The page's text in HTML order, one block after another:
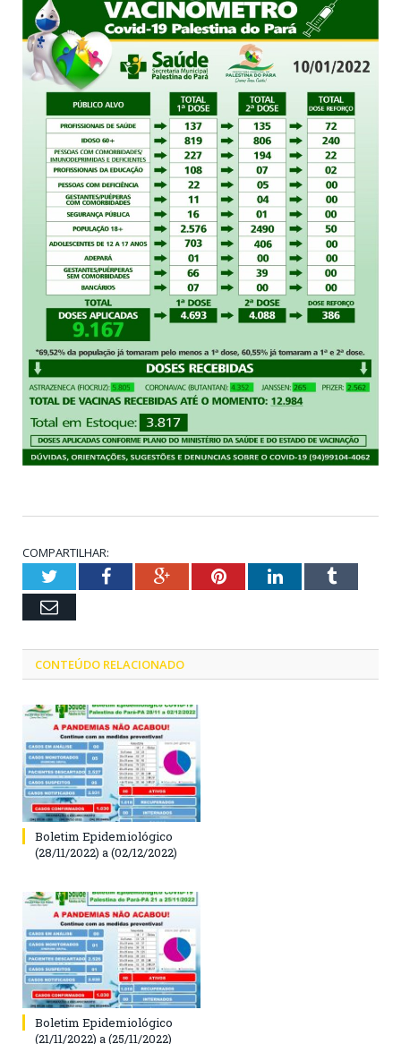
COMPARTILHAR:
TwitterFacebookGoogle+PinterestLinkedInTumblr
Email
CONTEÚDO RELACIONADO
Boletim Epidemiológico
(28/11/2022) a (02/12/2022)
Boletim Epidemiológico
(21/11/2022) a (25/11/2022)